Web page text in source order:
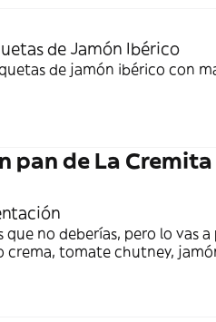
de Jamón Ibérico
de jamón ibérico con
pan de La Cremita
que no deberías, pero lo vas a
crema, tomate chutney,